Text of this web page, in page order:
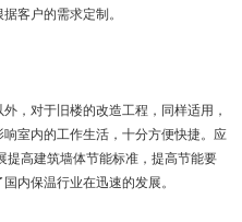
客户的需求定制。
，对于旧楼的改造工程，同样适用，
室内的工作生活，十分方便快捷。应
提高建筑墙体节能标准，提高节能要
内保温行业在迅速的发展。